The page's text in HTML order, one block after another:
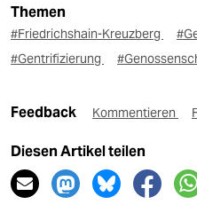
Themen
#Friedrichshain-Kreuzberg
#Gentrifizierung
Feedback Kommentieren
Diesen Artikel teilen